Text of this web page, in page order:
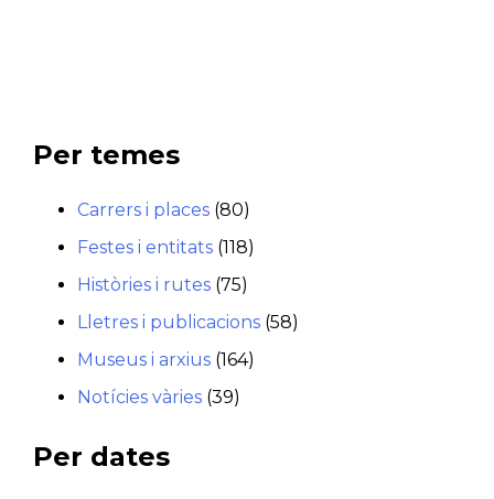
Per temes
Carrers i places (80)
Festes i entitats (118)
Històries i rutes (75)
Lletres i publicacions (58)
Museus i arxius (164)
Notícies vàries (39)
Per dates